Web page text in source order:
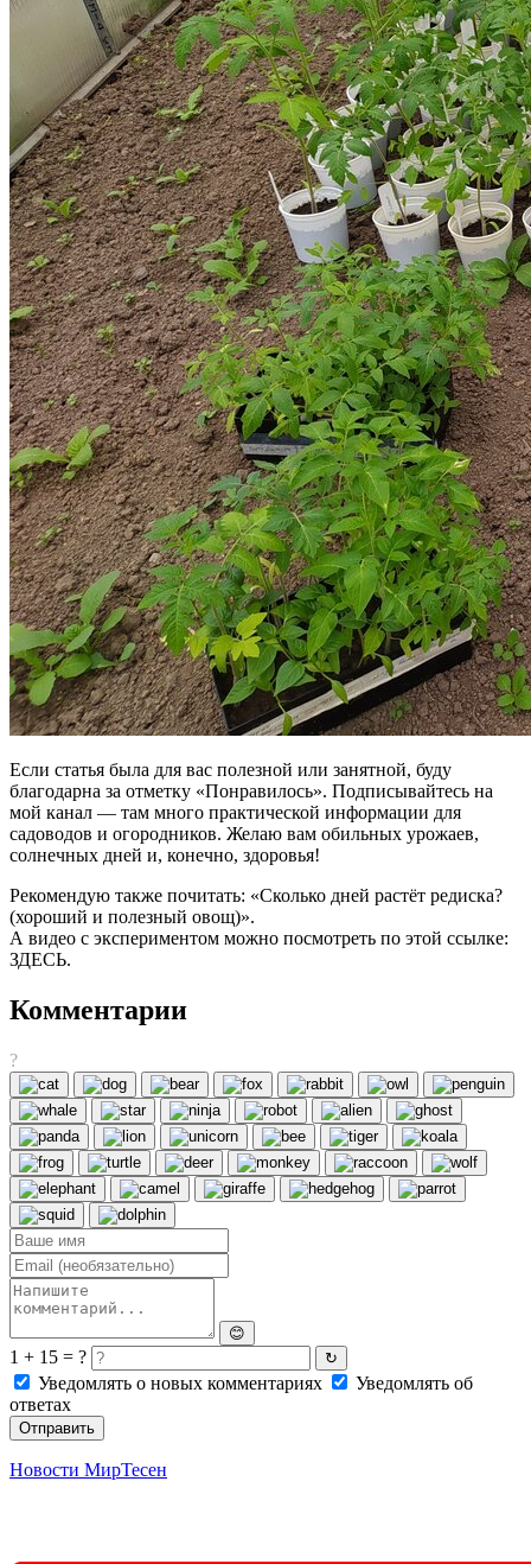
Если статья была для вас полезной или занятной, буду
благодарна за отметку «Понравилось». Подписывайтесь на
мой канал — там много практической информации для
садоводов и огородников. Желаю вам обильных урожаев,
солнечных дней и, конечно, здоровья!
Рекомендую также почитать: «Сколько дней растёт редиска?
(хороший и полезный овощ)».
А видео с экспериментом можно посмотреть по этой ссылке:
ЗДЕСЬ.
Комментарии
?
😊
1 + 15 = ? ↻
Уведомлять о новых комментариях
Уведомлять об
ответах
Отправить
Новости МирТесен